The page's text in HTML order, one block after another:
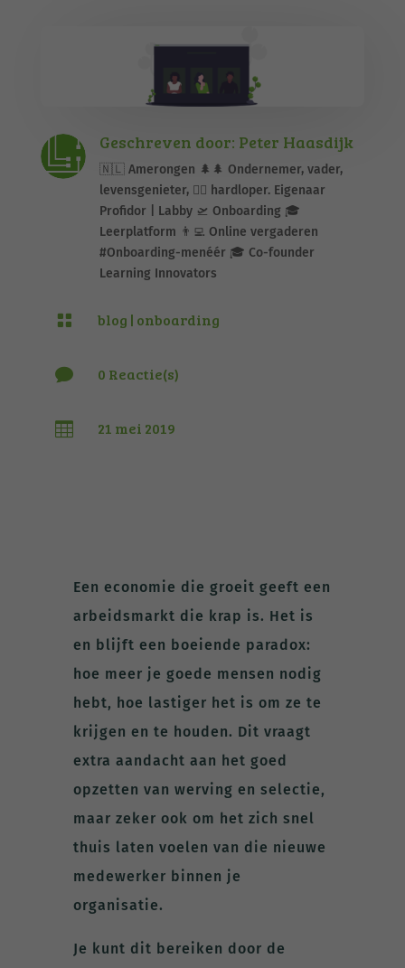
Geschreven door: Peter Haasdijk
🇳🇱 Amerongen 🌲🌲 Ondernemer, vader,
levensgenieter, 🏃‍♂️ hardloper. Eigenaar
Profidor | Labby 🛫 Onboarding 🎓
Leerplatform 👨‍💻 Online vergaderen
#Onboarding-menéér 🎓 Co-founder
Learning Innovators
 blog | onboarding
 0 Reactie(s)
 21 mei 2019
Een economie die groeit geeft een
arbeidsmarkt die krap is. Het is
en blijft een boeiende paradox:
hoe meer je goede mensen nodig
hebt, hoe lastiger het is om ze te
krijgen en te houden. Dit vraagt
extra aandacht aan het goed
opzetten van werving en selectie,
maar zeker ook om het zich snel
thuis laten voelen van die nieuwe
medewerker binnen je
organisatie.
Je kunt dit bereiken door de